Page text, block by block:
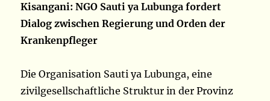
Kisangani: NGO Sauti ya Lubunga fordert
Dialog zwischen Regierung und Orden der
Krankenpfleger
Die Organisation Sauti ya Lubunga, eine
zivilgesellschaftliche Struktur in der Provinz